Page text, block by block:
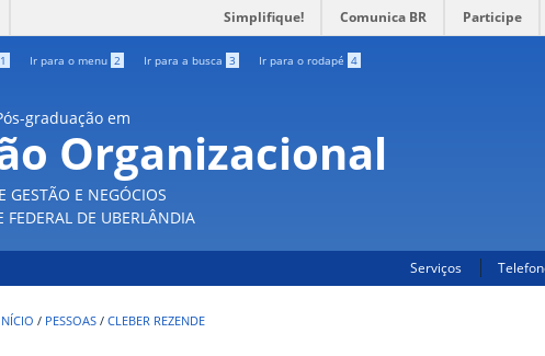
Simplifique! Comunica BR Participe
1 Ir para o menu 2 Ir para a busca 3 Ir para o rodapé 4
graduação em
Organizacional
GESTÃO E NEGÓCIOS
FEDERAL DE UBERLÂNDIA
Serviços
INÍCIO / PESSOAS / CLEBER REZENDE